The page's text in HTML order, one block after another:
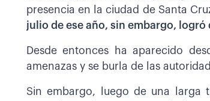
presencia en la ciudad de Santa
julio de ese año, sin embargo,
Desde entonces ha aparecido
amenazas y se burla de las
Sin embargo, luego de una larga